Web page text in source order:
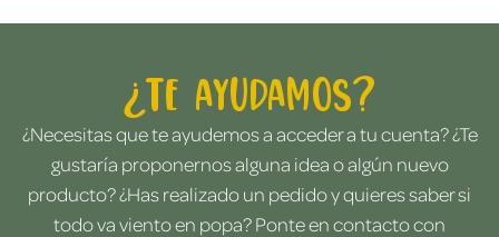
¿Te ayudamos?
¿Necesitas que te ayudemos a acceder a tu cuenta? ¿Te
gustaría proponernos alguna idea o algún nuevo
producto? ¿Has realizado un pedido y quieres saber si
todo va viento en popa? Ponte en contacto con